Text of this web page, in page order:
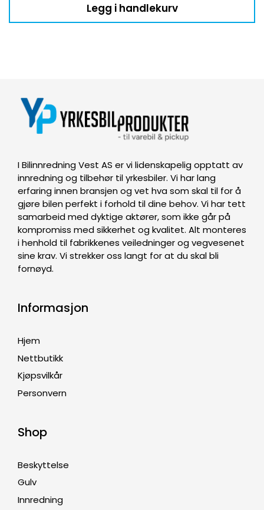
Legg i handlekurv
I Bilinnredning Vest AS er vi lidenskapelig opptatt av
innredning og tilbehør til yrkesbiler. Vi har lang
erfaring innen bransjen og vet hva som skal til for å
gjøre bilen perfekt i forhold til dine behov. Vi har tett
samarbeid med dyktige aktører, som ikke går på
kompromiss med sikkerhet og kvalitet. Alt monteres
i henhold til fabrikkenes veiledninger og vegvesenet
sine krav. Vi strekker oss langt for at du skal bli
fornøyd.
Informasjon
Hjem
Nettbutikk
Kjøpsvilkår
Personvern
Shop
Beskyttelse
Gulv
Innredning